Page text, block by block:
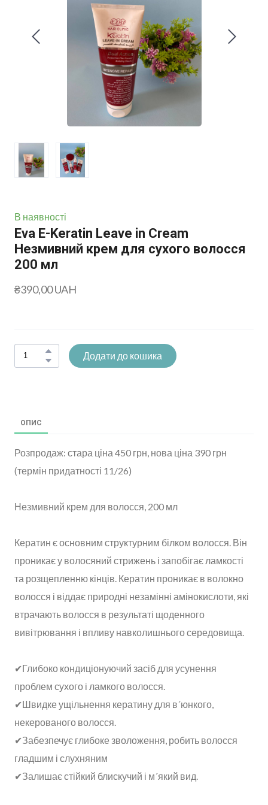
В наявності
Eva E-Keratin Leave in Cream
Незмивний крем для сухого волосся
200 мл
₴390,00 UAH
Додати до кошика
ОПИС
Розпродаж: стара ціна 450 грн, нова ціна 390 грн
(термін придатності 11/26)
Незмивний крем для волосся, 200 мл
Кератин є основним структурним білком волосся. Він
проникає у волосяний стрижень і запобігає ламкості
та розщепленню кінців. Кератин проникає в волокно
волосся і віддає природні незамінні амінокислоти, які
втрачають волосся в результаті щоденного
вивітрювання і впливу навколишнього середовища.
✔Глибоко кондиціонуючий засіб для усунення
проблем сухого і ламкого волосся.
✔Швидке ущільнення кератину для в´юнкого,
некерованого волосся.
✔Забезпечує глибоке зволоження, робить волосся
гладшим і слухняним
✔Залишає стійкий блискучий і м´який вид.